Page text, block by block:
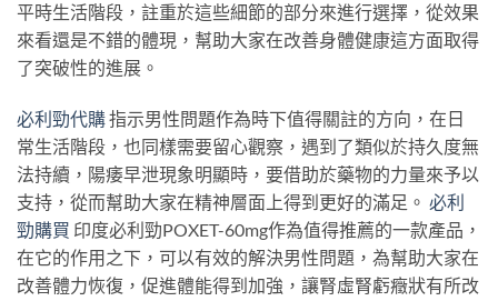
平時生活階段，註重於這些細節的部分來進行選擇，從效果
來看還是不錯的體現，幫助大家在改善身體健康這方面取得
了突破性的進展。
必利勁代購指示男性問題作為時下值得關註的方向，在日
常生活階段，也同樣需要留心觀察，遇到了類似於持久度無
法持續，陽痿早泄現象明顯時，要借助於藥物的力量來予以
支持，從而幫助大家在精神層面上得到更好的滿足。 必利
勁購買 印度必利勁POXET-60mg作為值得推薦的一款產品，
在它的作用之下，可以有效的解決男性問題，為幫助大家在
改善體力恢復，促進體能得到加強，讓腎虛腎虧癥狀有所改